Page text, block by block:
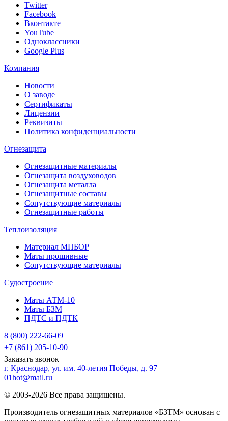
Twitter
Facebook
Вконтакте
YouTube
Одноклассники
Google Plus
Компания
Новости
О заводе
Сертификаты
Лицензии
Реквизиты
Политика конфиденциальности
Огнезащита
Огнезащитные материалы
Огнезащита воздуховодов
Огнезащита металлa
Огнезащитные составы
Сопутствующие материалы
Огнезащитные работы
Теплоизоляция
Материал МПБОР
Маты прошивные
Сопутствующие материалы
Судостроение
Маты АТМ-10
Маты БЗМ
ПДТС и ПДТК
8 (800) 222-66-09
+7 (861) 205-10-90
Заказать звонок
г. Краснодар, ул. им. 40-летия Победы, д. 97
01hot@mail.ru
© 2003-2026 Все права защищены.
Производитель огнезащитных материалов «БЗТМ» основан с